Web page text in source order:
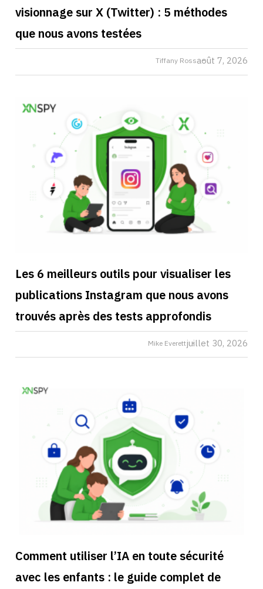
visionnage sur X (Twitter) : 5 méthodes
que nous avons testées
août 7, 2026
Tiffany Ross
Les 6 meilleurs outils pour visualiser les
publications Instagram que nous avons
trouvés après des tests approfondis
juillet 30, 2026
Mike Everett
Comment utiliser l’IA en toute sécurité
avec les enfants : le guide complet de